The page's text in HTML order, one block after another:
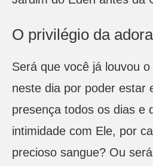
O privilégio da
Será que você já louvou
neste dia por poder estar
presença todos os dias e
intimidade com Ele, por
precioso sangue? Ou